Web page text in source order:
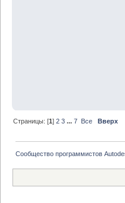
Страницы: [1]2 3 ...7 Все Вверх
Сообщество программистов